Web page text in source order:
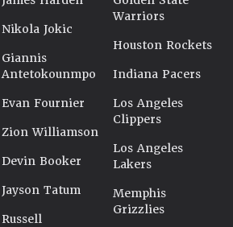
Nikola Jokic
Giannis
Antetokounmpo
Evan Fournier
Zion Williamson
Devin Booker
Jayson Tatum
Russell
Warriors
Houston Rockets
Indiana Pacers
Los Angeles
Clippers
Los Angeles
Lakers
Memphis
Grizzlies